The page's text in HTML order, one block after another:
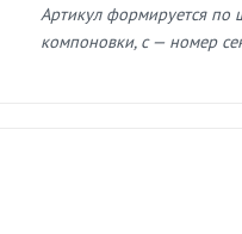
Артикул формируется по
компоновки, c — номер